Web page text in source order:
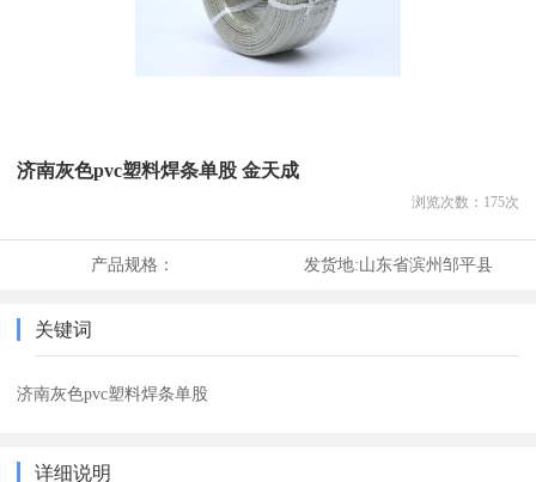
济南灰色pvc塑料焊条单股 金天成
浏览次数： 175次
产品规格： 发货地:山东省滨州邹平县
关键词
济南灰色pvc塑料焊条单股
详细说明